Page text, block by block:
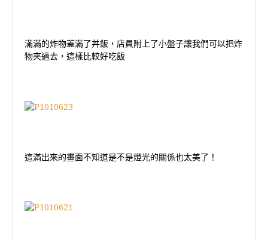
滿滿的炸物蓋滿了丼飯，店員附上了小盤子讓我們可以把炸
物夾過去，這樣比較好吃飯
這滿出來的畫面不知道是不是燈光的關係也太美了！